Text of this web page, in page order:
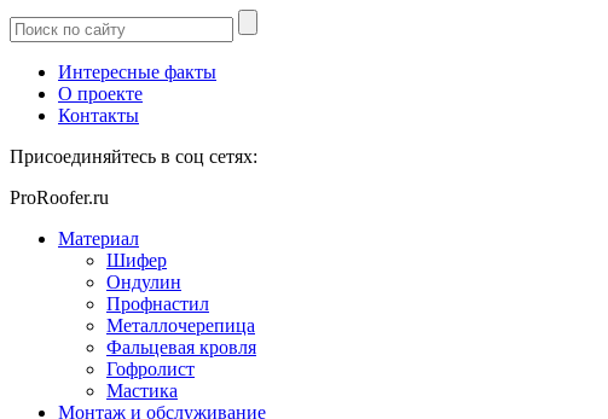
Интересные факты
О проекте
Контакты
Присоединяйтесь в соц сетях:
ProRoofer.ru
Материал
Шифер
Ондулин
Профнастил
Металлочерепица
Фальцевая кровля
Гофролист
Мастика
Монтаж и обслуживание